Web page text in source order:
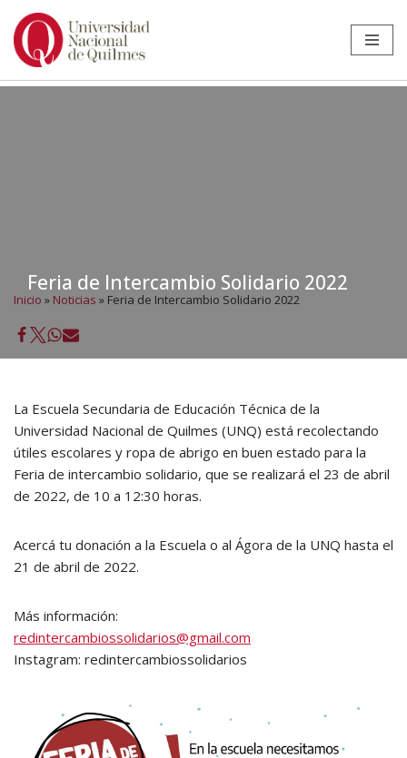
Ir
Feria de Intercambio Solidario 2022
Inicio » Noticias » Feria de Intercambio Solidario 2022
La Escuela Secundaria de Educación Técnica de la
Universidad Nacional de Quilmes (UNQ) está recolectando
útiles escolares y ropa de abrigo en buen estado para la
Feria de intercambio solidario, que se realizará el 23 de abril
de 2022, de 10 a 12:30 horas.
Acercá tu donación a la Escuela o al Ágora de la UNQ hasta el
21 de abril de 2022.
Más información:
redintercambiossolidarios@gmail.com
Instagram: redintercambiossolidarios